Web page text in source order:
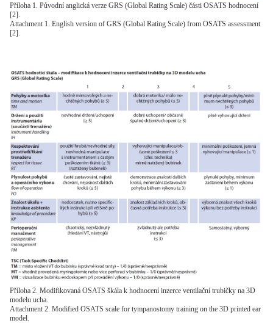
Příloha 1. Původní anglická verze GRS (Global Rating Scale) části OSATS hodnocení
[2].
Attachment 1. English version of GRS (Global Rating Scale) from OSATS assessment
[2].
Příloha 2. Modifikovaná OSATS škála k hodnocení inzerce ventilační trubičky na 3D
modelu ucha.
Attachment 2. Modified OSATS scale for tympanostomy training on the 3D printed ear
model.